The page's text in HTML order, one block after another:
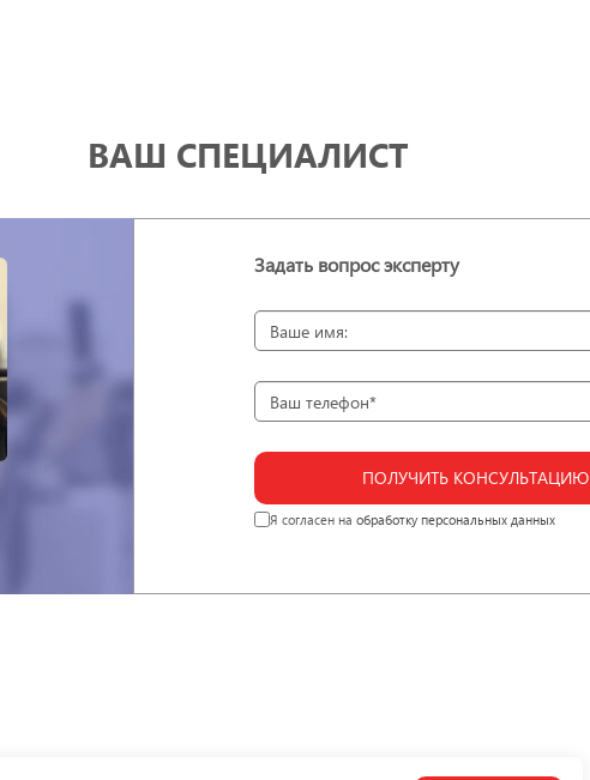
ВАШ СПЕЦИАЛИСТ
Задать вопрос эксперту
ПОЛУЧИТЬ КОНСУЛЬТАЦИЮ
Я согласен на обработку персональных данных